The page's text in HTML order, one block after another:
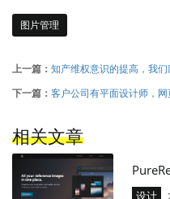
图片管理
上一篇： 知产维权意识的提高，我
下一篇： 客户公司有平面设计师，
相关文章
设计